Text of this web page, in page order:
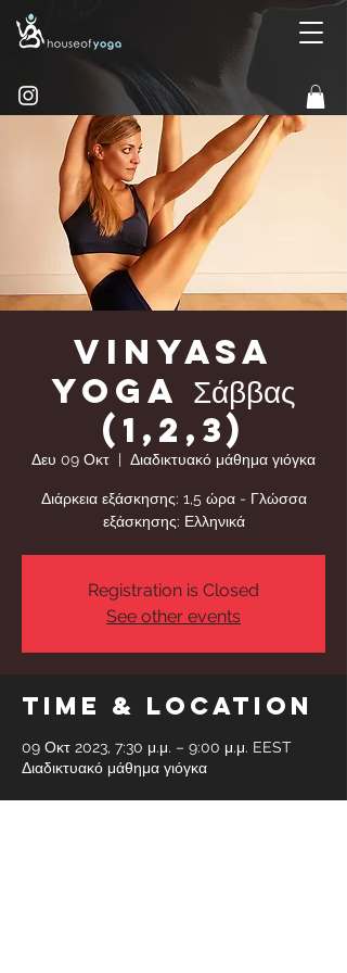
Vinyasa
yoga Σάββας
(1,2,3)
Δευ 09 Οκτ
  |
Διαδικτυακό μάθημα γιόγκα
Διάρκεια εξάσκησης: 1,5 ώρα - Γλώσσα
εξάσκησης: Ελληνικά
Registration is Closed
See other events
Time & Location
09 Οκτ 2023, 7:30 μ.μ. – 9:00 μ.μ. EEST
Διαδικτυακό μάθημα γιόγκα